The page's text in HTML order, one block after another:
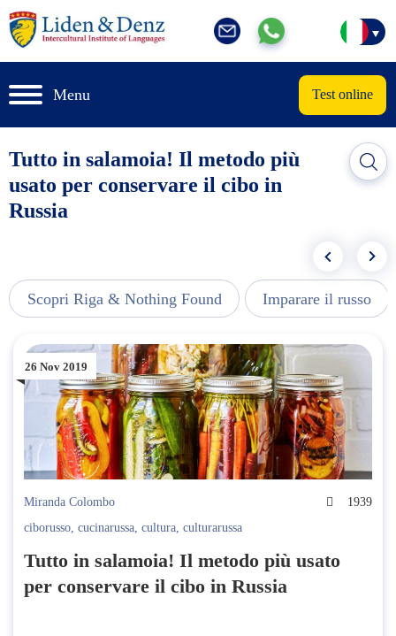
Menu Test online
Tutto in salamoia! Il metodo più
usato per conservare il cibo in
Russia
Scopri Riga & Nothing Found Imparare il russo
26 Nov 2019
Miranda Colombo
1939
ciborusso, cucinarussa, cultura, culturarussa
Tutto in salamoia! Il metodo più usato
per conservare il cibo in Russia